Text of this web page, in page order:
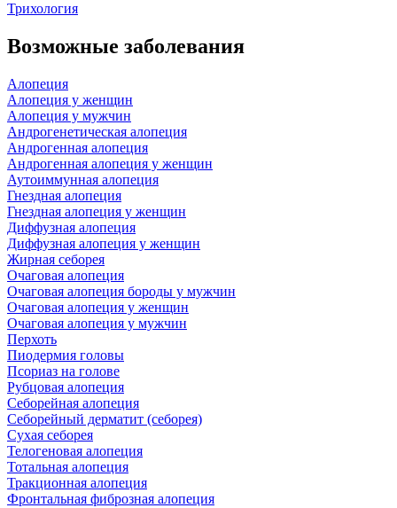
Трихология
Возможные заболевания
Алопеция
Алопеция у женщин
Алопеция у мужчин
Андрогенетическая алопеция
Андрогенная алопеция
Андрогенная алопеция у женщин
Аутоиммунная алопеция
Гнездная алопеция
Гнездная алопеция у женщин
Диффузная алопеция
Диффузная алопеция у женщин
Жирная себорея
Очаговая алопеция
Очаговая алопеция бороды у мужчин
Очаговая алопеция у женщин
Очаговая алопеция у мужчин
Перхоть
Пиодермия головы
Псориаз на голове
Рубцовая алопеция
Себорейная алопеция
Себорейный дерматит (себорея)
Сухая себорея
Телогеновая алопеция
Тотальная алопеция
Тракционная алопеция
Фронтальная фиброзная алопеция